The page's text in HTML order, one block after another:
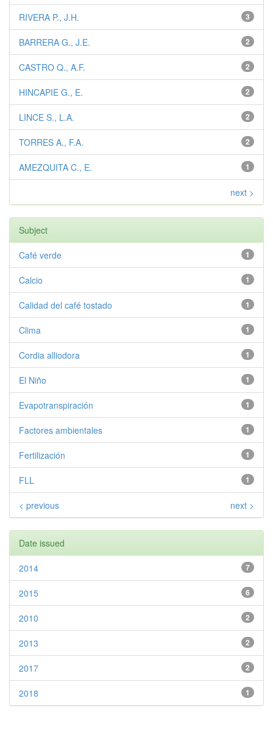
3
RIVERA P., J.H.
2
BARRERA G., J.E.
2
CASTRO Q., A.F.
2
HINCAPIE G., E.
2
LINCE S., L.A.
2
TORRES A., F.A.
1
AMEZQUITA C., E.
next >
Subject
1
Café verde
1
Calcio
1
Calidad del café tostado
1
Clima
1
Cordia alliodora
1
El Niño
1
Evapotranspiración
1
Factores ambientales
1
Fertilización
1
FLL
< previous next >
Date issued
7
2014
6
2015
2
2010
2
2013
2
2017
1
2018